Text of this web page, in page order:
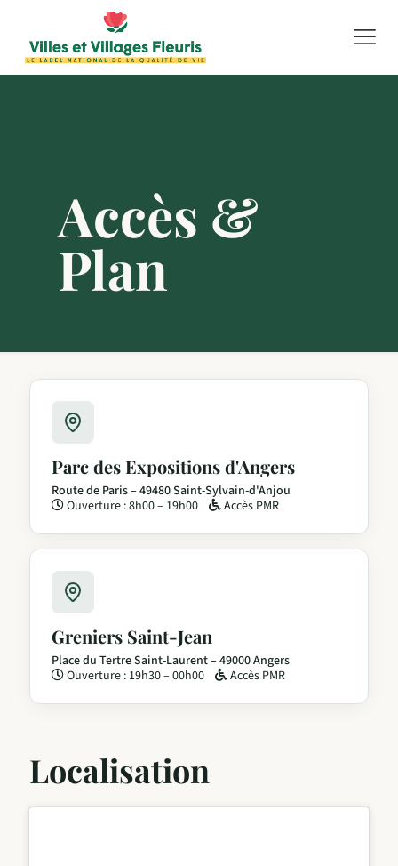
Accès &
Plan
Parc des Expositions d'Angers
Route de Paris – 49480 Saint-Sylvain-d'Anjou
Ouverture : 8h00 – 19h00
Accès PMR
Greniers Saint-Jean
Place du Tertre Saint-Laurent – 49000 Angers
Ouverture : 19h30 – 00h00
Accès PMR
Localisation